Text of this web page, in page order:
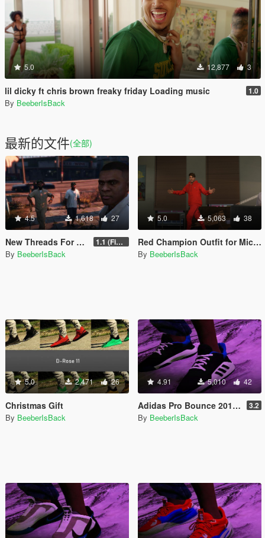
5.0 12,877 3
lil dicky ft chris brown freaky friday Loading music 1.0
By BeeberIsBack
最新的文件(全部)
4.5 1,618 27
New Threads For Lamar 1.1 (Fix Cutscene Arm)
By BeeberIsBack
5.0 5,063 38
Red Champion Outfit for Michael
By BeeberIsBack
5.0 2,471 26
Christmas Gift
By BeeberIsBack
4.91 5,010 42
Adidas Pro Bounce 2019 Lows (SP/MP) 3.2
By BeeberIsBack